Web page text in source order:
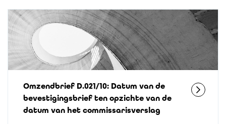
Omzendbrief D.021/10: Datum van de
bevestigingsbrief ten opzichte van de
datum van het commissarisverslag